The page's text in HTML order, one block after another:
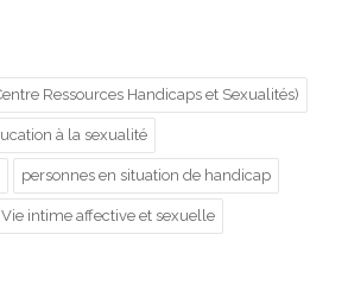
Ressources Handicaps et Sexualités)
à la sexualité
personnes en situation de handicap
Vie intime affective et sexuelle